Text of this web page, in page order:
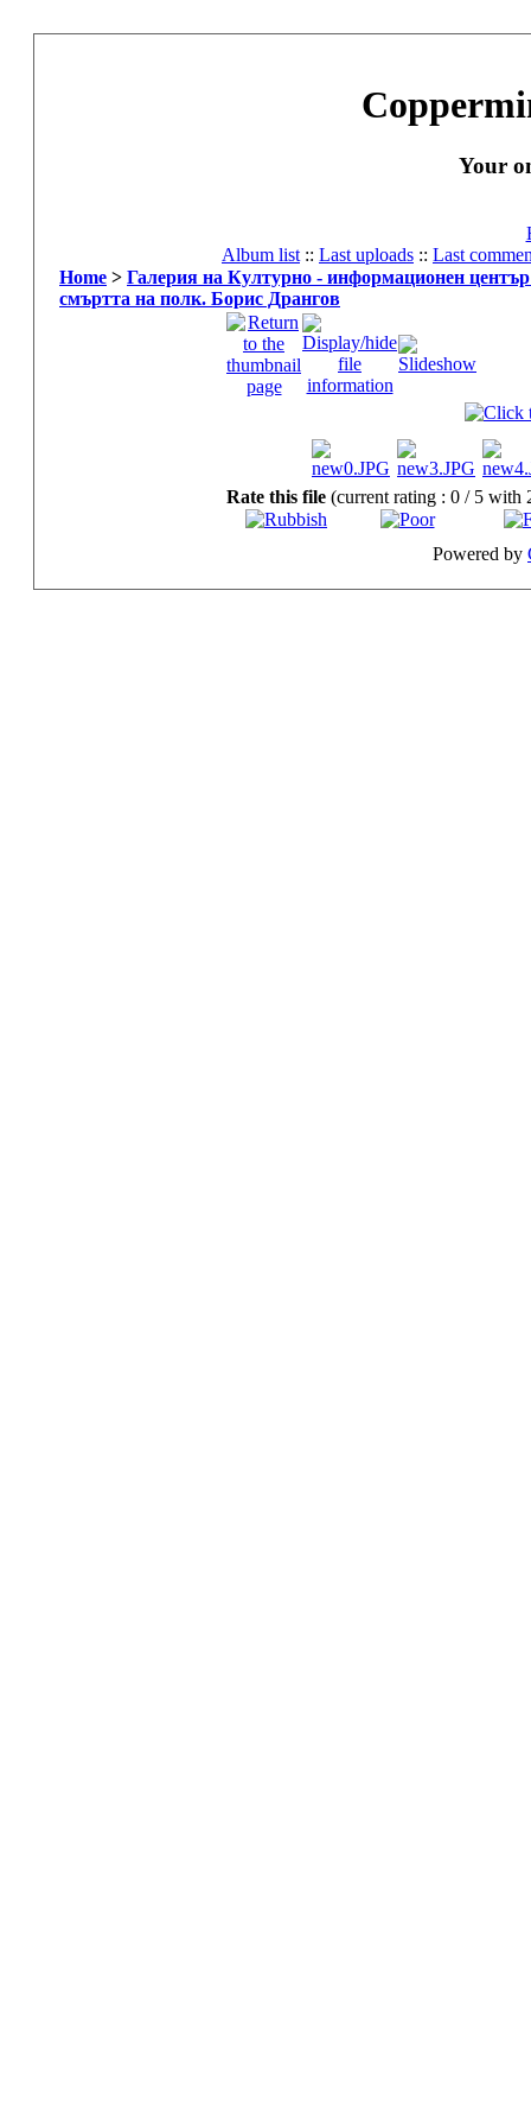
Your
Album list :: Last uploads :: Last
Home > Галерия на Културно - информационен
смъртта на полк. Борис Дрангов
Rate this file (current rating : 0 / 5 with
Powered by